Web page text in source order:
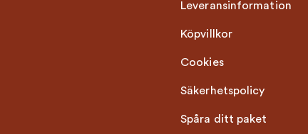
Leveransinformation
Köpvillkor
Cookies
Säkerhetspolicy
Spåra ditt paket